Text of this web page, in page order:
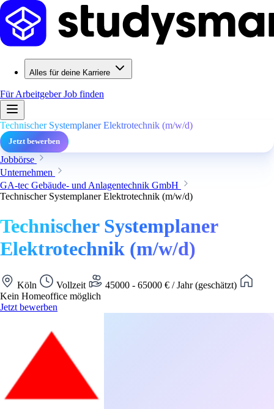
Alles für deine Karriere
Für ArbeitgeberJob finden
Technischer Systemplaner Elektrotechnik (m/w/d)
Jetzt bewerben
Jobbörse
Unternehmen
GA-tec Gebäude- und Anlagentechnik GmbH
Technischer Systemplaner Elektrotechnik (m/w/d)
Technischer Systemplaner
Elektrotechnik (m/w/d)
Köln Vollzeit
45000 - 65000 € / Jahr (geschätzt)
Kein Homeoffice möglich
Jetzt bewerben